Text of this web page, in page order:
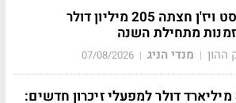
נקסט ויז'ן חצתה 205 מיליון דולר
מתחילת השנה
ההון | מנדי הניג |
07/08/2026
38 מיליארד דולר למפעלי זיכרון חדשים: